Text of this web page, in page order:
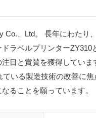
Co.、Ltd。 長年にわた
ラベルプリンター
目と賞賛を獲得してい
ている製造技術の改善に
ることを願っています。